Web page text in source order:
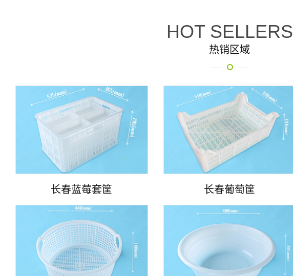
HOT SELLERS
热销区域
长春蓝莓套筐 长春葡萄筐